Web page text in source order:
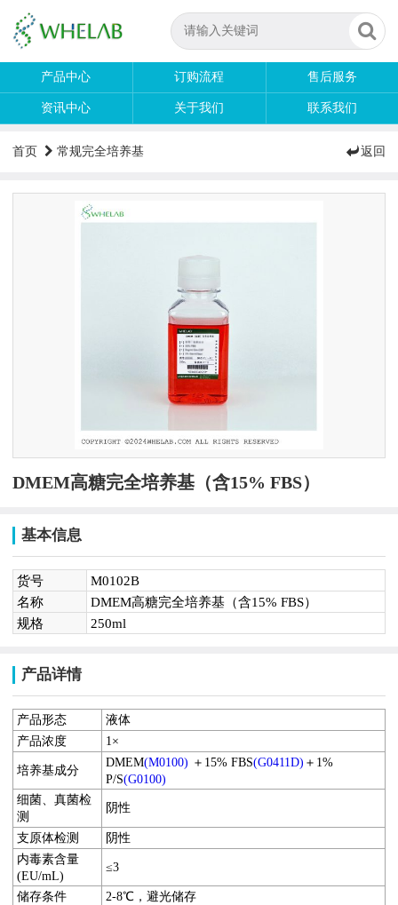
产品中心 订购流程 售后服务
资讯中心 关于我们 联系我们
首页 常规完全培养基 返回
DMEM高糖完全培养基（含15% FBS）
基本信息
货号
M0102B
名称
DMEM高糖完全培养基（含15% FBS）
规格
250ml
产品详情
产品形态
液体
产品浓度
1×
培养基成分
DMEM(M0100) ＋15% FBS(G0411D) ＋ 1%
P/S(G0100)
细菌、真菌检
测
阴性
支原体检测
阴性
内毒素含量
(EU/mL)
≤3
储存条件
2-8℃，避光储存